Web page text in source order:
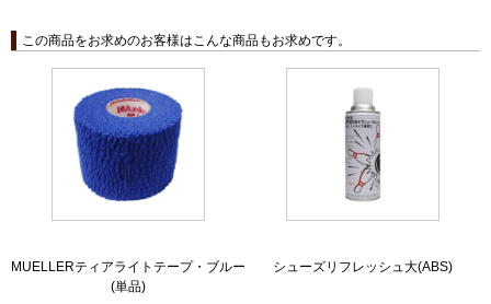
この商品をお求めのお客様はこんな商品もお求めです。
MUELLERティアライトテープ・ブルー
(単品)
シューズリフレッシュ大(ABS)